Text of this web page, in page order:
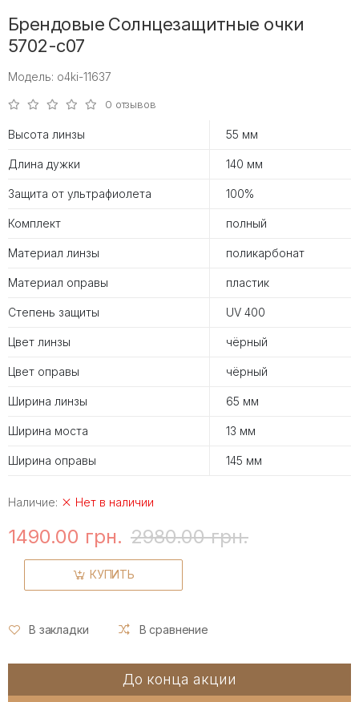
Брендовые Солнцезащитные очки
5702-с07
Модель: o4ki-11637
0 отзывов
Высота линзы 55 мм
Длина дужки 140 мм
Защита от ультрафиолета 100%
Комплект полный
Материал линзы поликарбонат
Материал оправы пластик
Степень защиты UV 400
Цвет линзы чёрный
Цвет оправы чёрный
Ширина линзы 65 мм
Ширина моста 13 мм
Ширина оправы 145 мм
Наличие: Нет в наличии
1490.00 грн. 2980.00 грн.
КУПИТЬ
В закладки В сравнение
До конца акции